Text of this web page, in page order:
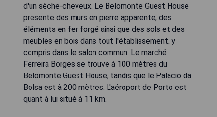
d'un sèche-cheveux. Le Belomonte Guest House
présente des murs en pierre apparente, des
éléments en fer forgé ainsi que des sols et des
meubles en bois dans tout l'établissement, y
compris dans le salon commun. Le marché
Ferreira Borges se trouve à 100 mètres du
Belomonte Guest House, tandis que le Palacio da
Bolsa est à 200 mètres. L'aéroport de Porto est
quant à lui situé à 11 km.